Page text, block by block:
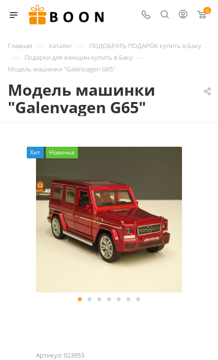
0
Главная — Каталог — ПОДОБРАТЬ ПОДАРОК купить в Баку
— Подарки для женщин купить в Баку —
Модель машинки "Galenvagen G65"
Модель машинки
"Galenvagen G65"
Хит Новинка
Артикул:023953